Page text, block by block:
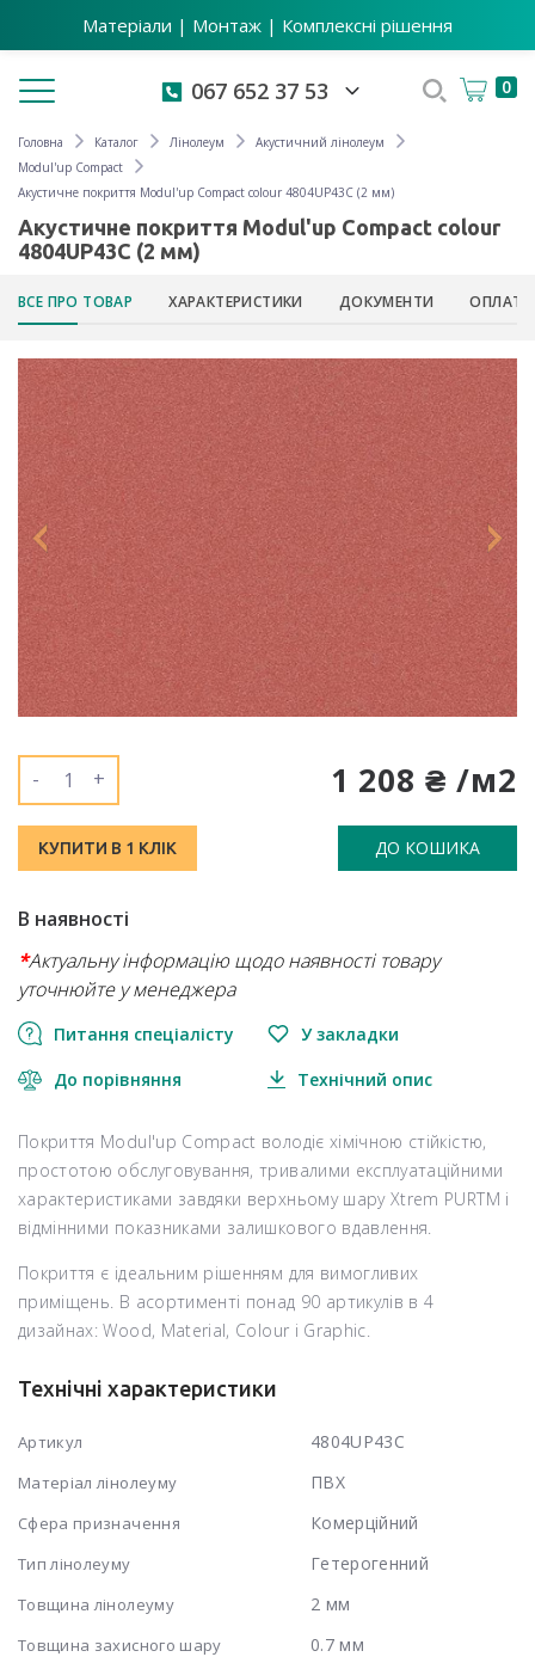
Матеріали | Монтаж | Комплексні рішення
Toggle navigation 067 652 37 53 0
Головна Каталог Лінолеум
Акустичний лінолеум
Modul'up Compact
Акустичне покриття Modul'up Compact colour 4804UP43C (2 мм)
Акустичне покриття Modul'up Compact colour
4804UP43C (2 мм)
ВСЕ ПРО ТОВАР ХАРАКТЕРИСТИКИ ДОКУМЕНТИ ОПЛАТА
1 208 ₴ /м2
- +
КУПИТИ В 1 КЛІК ДО КОШИКА
В наявності
*Актуальну інформацію щодо наявності товару
уточнюйте у менеджера
Питання спеціалісту У закладки
До порівняння Технічний опис
Покриття Modul'up Compact володіє хімічною стійкістю,
простотою обслуговування, тривалими експлуатаційними
характеристиками завдяки верхньому шару Xtrem PURTM і
відмінними показниками залишкового вдавлення.
Покриття є ідеальним рішенням для вимогливих
приміщень. В асортименті понад 90 артикулів в 4
дизайнах: Wood, Material, Colour і Graphic.
Технічні характеристики
Артикул 4804UP43C
Матеріал лінолеуму ПВХ
Сфера призначення Комерційний
Тип лінолеуму Гетерогенний
Товщина лінолеуму 2 мм
Товщина захисного шару
0.7 мм